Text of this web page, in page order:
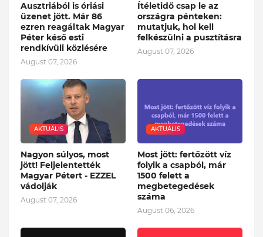
Ausztriából is óriási
üzenet jött. Már 86
ezren reagáltak Magyar
Péter késő esti
rendkívüli közlésére
August 07, 2026
Ítéletidő csap le az
országra pénteken:
mutatjuk, hol kell
felkészülni a pusztításra
August 07, 2026
AKTUÁLIS
Nagyon súlyos, most
jött! Feljelentették
Magyar Pétert - EZZEL
vádolják
August 07, 2026
AKTUÁLIS
Most jött: fertőzött víz
folyik a csapból, már
1500 felett a
megbetegedések
száma
August 06, 2026